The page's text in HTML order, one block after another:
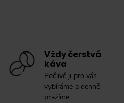
Vždy čerstvá
káva
Pečlivě ji pro vás
vybíráme a denně
pražíme.